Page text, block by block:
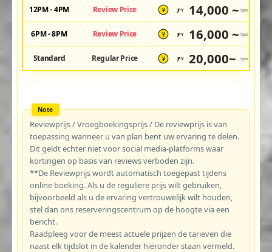
12PM - 4PM Review Price ¥ JPY 14,000 ~ /pax
6PM - 8PM Review Price ¥ JPY 16,000 ~ /pax
Standard Regular Price ¥ JPY 20,000~ /pax
Reviewprijs / Vroegboekingsprijs / De reviewprijs is van
toepassing wanneer u van plan bent uw ervaring te delen.
Dit geldt echter niet voor social media-platforms waar
kortingen op basis van reviews verboden zijn.
**De Reviewprijs wordt automatisch toegepast tijdens
online boeking. Als u de reguliere prijs wilt gebruiken,
bijvoorbeeld als u de ervaring vertrouwelijk wilt houden,
stel dan ons reserveringscentrum op de hoogte via een
bericht.
Raadpleeg voor de meest actuele prijzen de tarieven die
naast elk tijdslot in de kalender hieronder staan vermeld.